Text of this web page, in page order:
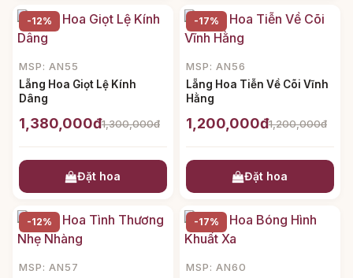
-12%
MSP: AN55
Lẵng Hoa Giọt Lệ Kính
Dâng
1,380,000đ1,300,000đ
Đặt hoa
-17%
MSP: AN56
Lẵng Hoa Tiễn Về Cõi Vĩnh
Hằng
1,200,000đ1,200,000đ
Đặt hoa
-12%
MSP: AN57
-17%
MSP: AN60